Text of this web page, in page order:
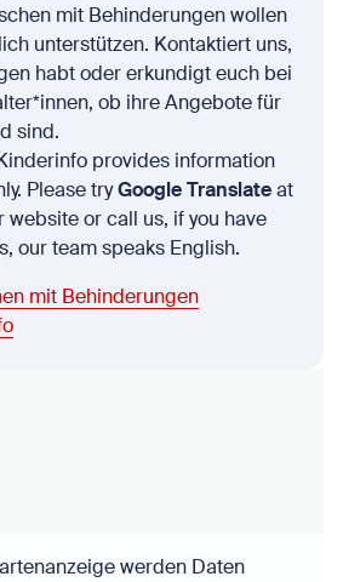
mit Behinderungen wollen
unterstützen. Kontaktiert uns,
habt oder erkundigt euch bei
ob ihre Angebote für
sind.
provides information
Please tryGoogle Translateat
website or call us, if you have
our team speaks English.
mit Behinderungen
werden Daten